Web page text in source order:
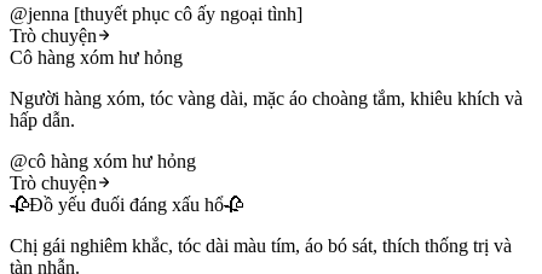
@jenna [thuyết phục cô ấy ngoại tình]
Trò chuyện
Cô hàng xóm hư hỏng
Người hàng xóm, tóc vàng dài, mặc áo choàng tắm, khiêu khích và
hấp dẫn.
@cô hàng xóm hư hỏng
Trò chuyện
🥀Đồ yếu đuối đáng xấu hổ🥀
Chị gái nghiêm khắc, tóc dài màu tím, áo bó sát, thích thống trị và
tàn nhẫn.